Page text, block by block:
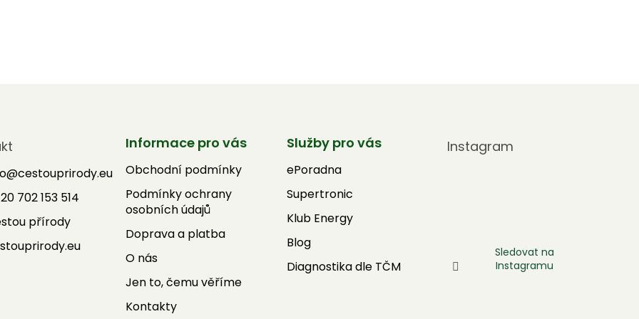
@cestouprirody.eu
702 153 514
přírody
Informace pro vás
Obchodní podmínky
Podmínky ochrany
osobních údajů
Doprava a platba
O nás
Jen to, čemu věříme
Kontakty
Služby pro vás
ePoradna
Supertronic
Klub Energy
Blog
Diagnostika dle TČM
Instagram
Sledovat na
Instagramu